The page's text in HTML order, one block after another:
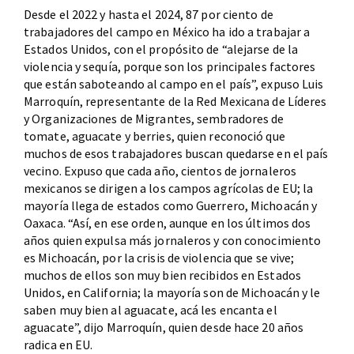
Desde el 2022 y hasta el 2024, 87 por ciento de
trabajadores del campo en México ha ido a trabajar a
Estados Unidos, con el propósito de “alejarse de la
violencia y sequía, porque son los principales factores
que están saboteando al campo en el país”, expuso Luis
Marroquín, representante de la Red Mexicana de Líderes
y Organizaciones de Migrantes, sembradores de
tomate, aguacate y berries, quien reconoció que
muchos de esos trabajadores buscan quedarse en el país
vecino. Expuso que cada año, cientos de jornaleros
mexicanos se dirigen a los campos agrícolas de EU; la
mayoría llega de estados como Guerrero, Michoacán y
Oaxaca. “Así, en ese orden, aunque en los últimos dos
años quien expulsa más jornaleros y con conocimiento
es Michoacán, por la crisis de violencia que se vive;
muchos de ellos son muy bien recibidos en Estados
Unidos, en California; la mayoría son de Michoacán y le
saben muy bien al aguacate, acá les encanta el
aguacate”, dijo Marroquín, quien desde hace 20 años
radica en EU.